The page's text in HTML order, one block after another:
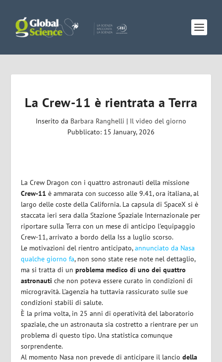
La Crew-11 è rientrata a Terra
Inserito da Barbara Ranghelli | Il video del giorno
Pubblicato: 15 January, 2026
La Crew Dragon con i quattro astronauti della missione
Crew-11è ammarata con successo alle 9.41, ora italiana, al
largo delle coste della California. La capsula di SpaceX si è
staccata ieri sera dalla Stazione Spaziale Internazionale per
riportare sulla Terra con un mese di anticipo l’equipaggio
Crew-11,arrivato a bordo della Iss a luglio scorso.
Le motivazioni del rientro anticipato,annunciato da Nasa
qualche giorno fa, non sono state rese note nel dettaglio,
ma si tratta di unproblema medico di uno dei quattro
astronauti che non poteva essere curato in condizioni di
microgravità. L’agenzia ha tuttavia rassicurato sulle sue
condizioni stabili di salute.
È la prima volta, in 25 anni di operatività del laboratorio
spaziale, che un astronauta sia costretto a rientrare per un
problema di questo tipo. Una statistica comunque
sorprendente.
Al momento Nasa non prevede di anticipare il lancio della